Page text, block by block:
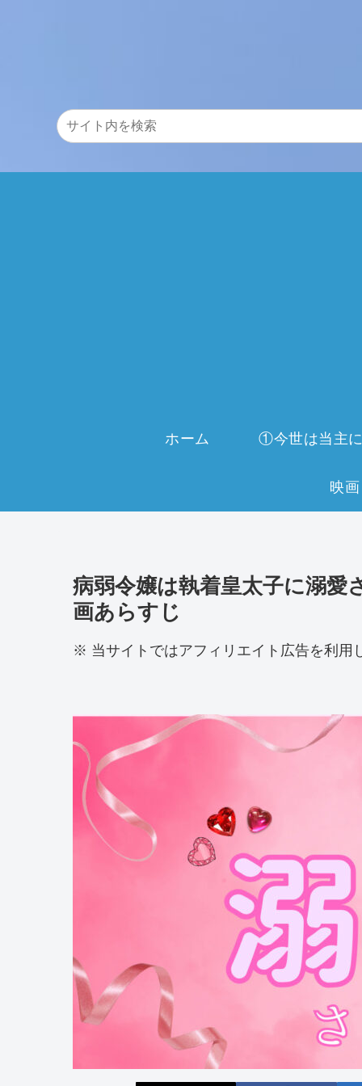
ホーム
病弱令嬢は執着皇太子に溺
画あらすじ
※ 当サイトではアフィリエイト広告を利用